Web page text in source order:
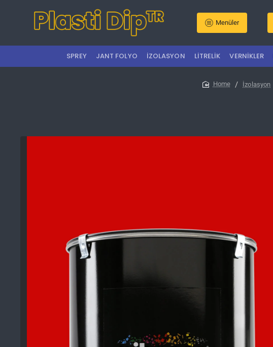
Menüler
SPREY JANT FOLYO İZOLASYON LITRELIK VERNIKLER
İzolasyon